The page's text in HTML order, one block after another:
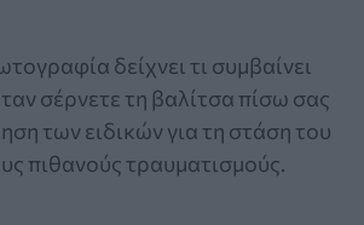
δείχνει τι συμβαίνει
σέρνετε τη βαλίτσα πίσω σας
των ειδικών για τη στάση του
πιθανούς τραυματισμούς.